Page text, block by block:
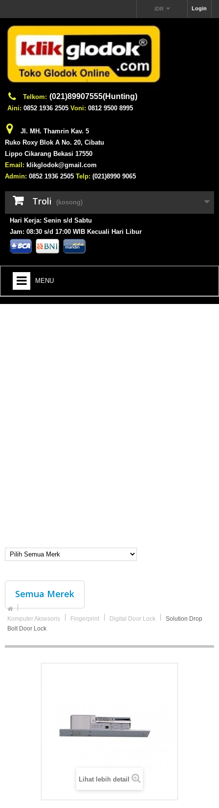
Login
IDR
Telkom: (021)89907555(Hunting)
Aini: 0852 1936 2505 Voni: 0812 9500 8995
Jl. MH. Thamrin Kav. 5
Ruko Roxy Blok A No. 20, Cibatu
Lippo Cikarang Bekasi 17550
Email: klikglodok@gmail.com
Admin: 0852 1936 2505 Telp: (021)8990 9065
Troli (kosong)
Hari Kerja: Senin s/d Sabtu
Jam: 08:30 s/d 17:00 WIB Kecuali Hari Libur
MENU
Semua Merek
Komputer Aksesoris Fingerprint Digital Door Lock
Solution Drop
Bolt Door Lock
Lihat lebih detail